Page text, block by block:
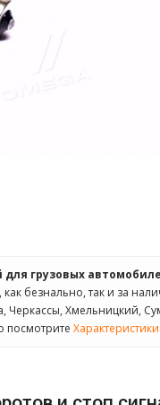
грузовых
как безнально, так и за
Черкассы,
посмотрите Характеристики